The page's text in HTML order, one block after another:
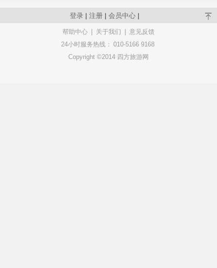
登录 | 注册 | 会员中心 |
帮助中心 关于我们
意见反馈
24小时服务热线： 010-5166 9168
Copyright ©2014 四方旅游网